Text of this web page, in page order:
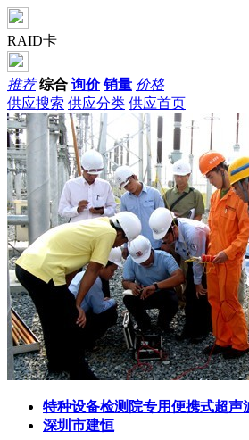
RAID卡
推荐 综合 询价 销量 价格
供应搜索 供应分类 供应首页
特种设备检测院专用便携式超声
深圳市建恒